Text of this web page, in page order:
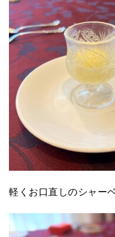
軽くお口直しのシャー